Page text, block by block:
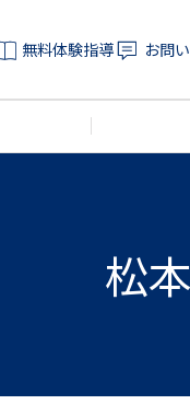
無料体験指導 お問
松